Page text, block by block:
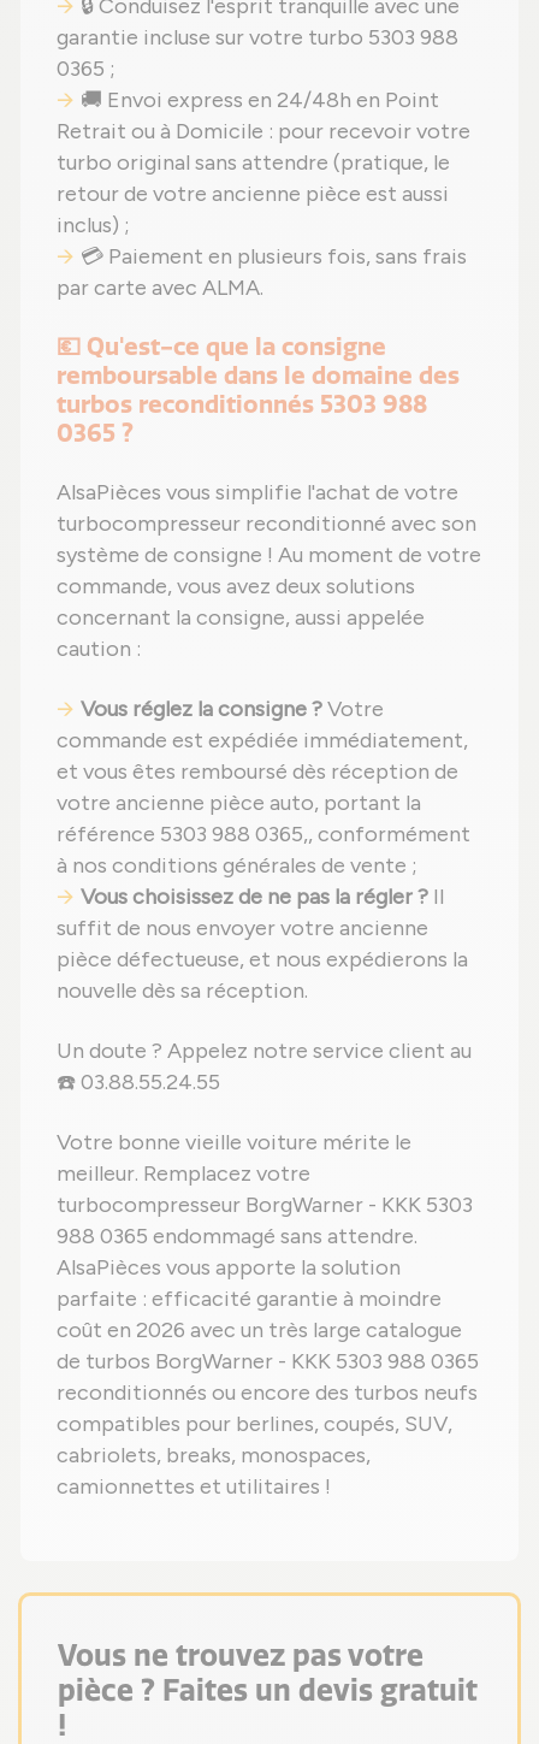
🔒 Conduisez l'esprit tranquille avec une
garantie incluse sur votre turbo 5303 988
0365 ;
🚚 Envoi express en 24/48h en Point
Retrait ou à Domicile : pour recevoir votre
turbo original sans attendre (pratique, le
retour de votre ancienne pièce est aussi
inclus) ;
💳 Paiement en plusieurs fois, sans frais
par carte avec ALMA.
💶 Qu'est-ce que la consigne
remboursable dans le domaine des
turbos reconditionnés 5303 988
0365 ?
AlsaPièces vous simplifie l'achat de votre
turbocompresseur reconditionné avec son
système de consigne ! Au moment de votre
commande, vous avez deux solutions
concernant la consigne, aussi appelée
caution :
Vous réglez la consigne ?Votre
commande est expédiée immédiatement,
et vous êtes remboursé dès réception de
votre ancienne pièce auto, portant la
référence 5303 988 0365,, conformément
à nos conditions générales de vente ;
Vous choisissez de ne pas la régler ? Il
suffit de nous envoyer votre ancienne
pièce défectueuse, et nous expédierons la
nouvelle dès sa réception.
Un doute ? Appelez notre service client au
☎️ 03.88.55.24.55
Votre bonne vieille voiture mérite le
meilleur. Remplacez votre
turbocompresseur BorgWarner - KKK 5303
988 0365 endommagé sans attendre.
AlsaPièces vous apporte la solution
parfaite : efficacité garantie à moindre
coût en 2026 avec un très large catalogue
de turbos BorgWarner - KKK 5303 988 0365
reconditionnés ou encore des turbos neufs
compatibles pour berlines, coupés, SUV,
cabriolets, breaks, monospaces,
camionnettes et utilitaires !
Vous ne trouvez pas votre
pièce ? Faites un devis gratuit
!